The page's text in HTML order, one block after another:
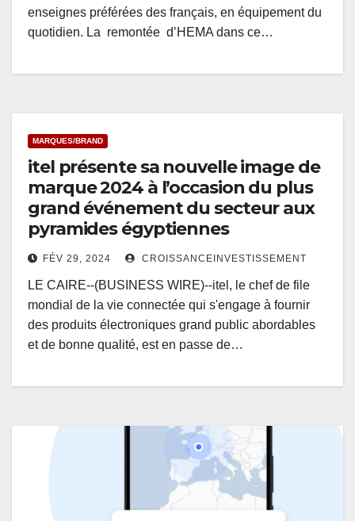
enseignes préférées des français, en équipement du
quotidien. La remontée d’HEMA dans ce…
MARQUES/BRAND
itel présente sa nouvelle image de
marque 2024 à l’occasion du plus
grand événement du secteur aux
pyramides égyptiennes
FÉV 29, 2024 CROISSANCEINVESTISSEMENT
LE CAIRE--(BUSINESS WIRE)--itel, le chef de file
mondial de la vie connectée qui s'engage à fournir
des produits électroniques grand public abordables
et de bonne qualité, est en passe de…